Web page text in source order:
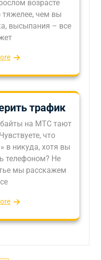
возрасте
чем вы
высыпания – все
трафик
на МТС тают
что
в никуда, хотя вы
телефоном? Не
мы расскажем